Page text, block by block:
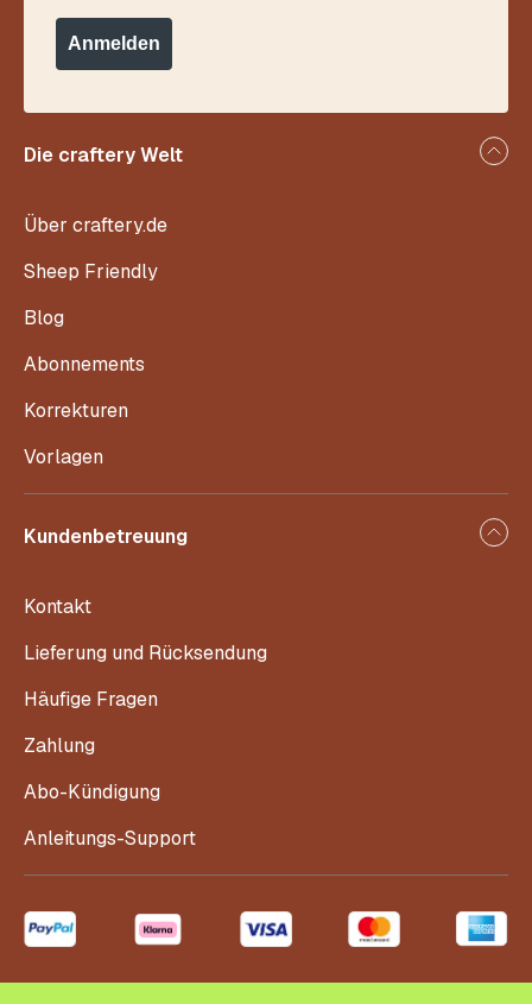
Die craftery Welt
Über craftery.de
Sheep Friendly
Blog
Abonnements
Korrekturen
Vorlagen
Kundenbetreuung
Kontakt
Lieferung und Rücksendung
Häufige Fragen
Zahlung
Abo-Kündigung
Anleitungs-Support
Anmelden